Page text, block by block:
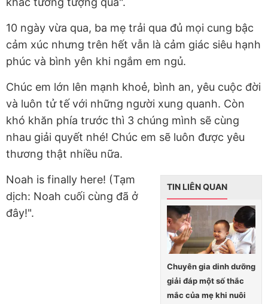
10 ngày vừa qua, ba mẹ trải qua đủ mọi cung bậc
cảm xúc nhưng trên hết vẫn là cảm giác siêu hạnh
phúc và bình yên khi ngắm em ngủ.
Chúc em lớn lên mạnh khoẻ, bình an, yêu cuộc đời
và luôn tử tế với những người xung quanh. Còn
khó khăn phía trước thì 3 chúng mình sẽ cùng
nhau giải quyết nhé! Chúc em sẽ luôn được yêu
thương thật nhiều nữa.
TIN LIÊN QUAN
Chuyên gia dinh dưỡng
giải đáp một số thắc
mắc của mẹ khi nuôi
Noah is finally here! (Tạm
dịch: Noah cuối cùng đã ở
đây!".